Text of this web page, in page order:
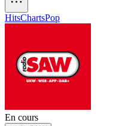
HitsChartsPop
En cours